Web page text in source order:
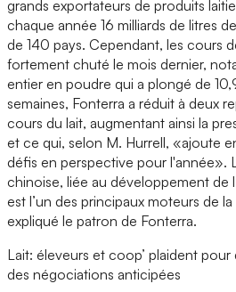
grands exportateurs de produits
chaque année 16 milliards de litres
de 140 pays. Cependant, les cours
fortement chuté le mois dernier,
entier en poudre qui a plongé de
semaines, Fonterra a réduit à deux
cours du lait, augmentant ainsi la
et ce qui, selon M. Hurrell, «ajoute
défis en perspective pour l'année».
chinoise, liée au développement de
est l’un des principaux moteurs de
expliqué le patron de Fonterra.
Lait: éleveurs et coop’ plaident
des négociations anticipées